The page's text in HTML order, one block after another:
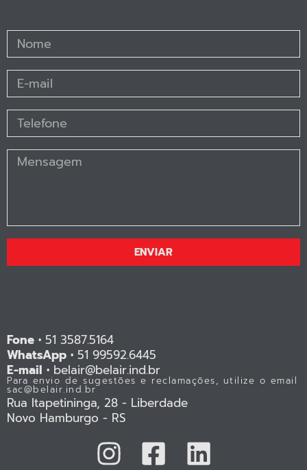
ENVIAR
Fone • 51 3587.5164
WhatsApp • 51 99592.6445
E-mail • belair@belair.ind.br
Para envio de sugestões e reclamações, utilize o email
sac@belair.ind.br
Rua Itapetininga, 28 - Liberdade
Novo Hamburgo - RS